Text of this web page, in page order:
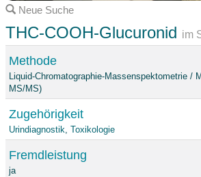
Neue Suche
THC-COOH-Glucuronid im
Methode
Liquid-Chromatographie-Massenspektometrie /
MS/MS)
Zugehörigkeit
Urindiagnostik Toxikologie
Fremdleistung
ja